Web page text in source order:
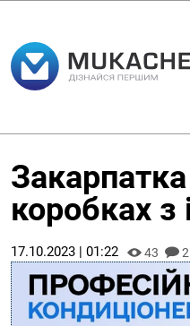
коробках з
17.10.2023 | 01:22 43 2